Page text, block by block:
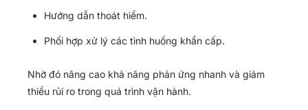
Hướng dẫn thoát hiểm.
Phối hợp xử lý các tình huống khẩn cấp.
Nhờ đó nâng cao khả năng phản ứng nhanh và giảm
thiểu rủi ro trong quá trình vận hành.